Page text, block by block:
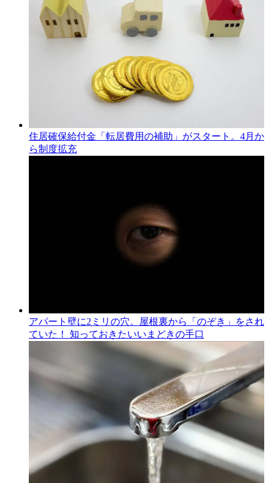
住居確保給付金「転居費用の補助」がスタート。4月か
ら制度拡充
アパート壁に2ミリの穴。屋根裏から「のぞき」をされ
ていた！ 知っておきたいいまどきの手口